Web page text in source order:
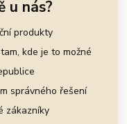
u nás?
produkty
kde je to možné
správného řešení
zákazníky